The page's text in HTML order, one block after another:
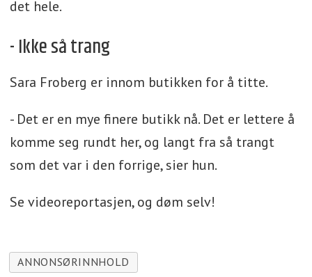
det hele.
- Ikke så trang
Sara Froberg er innom butikken for å titte.
- Det er en mye finere butikk nå. Det er lettere å
komme seg rundt her, og langt fra så trangt
som det var i den forrige, sier hun.
Se videoreportasjen, og døm selv!
ANNONSØRINNHOLD